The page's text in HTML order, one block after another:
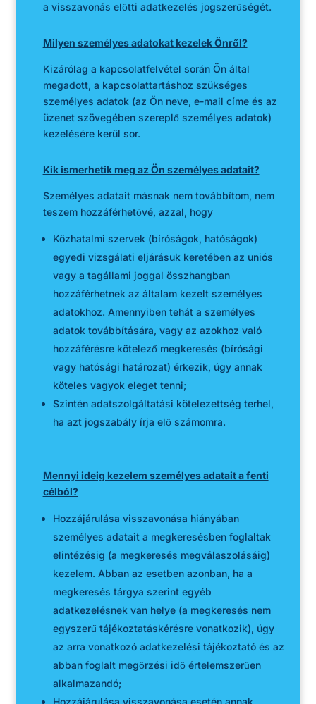
a visszavonás előtti adatkezelés jogszerűségét.
Milyen személyes adatokat kezelek Önről?
Kizárólag a kapcsolatfelvétel során Ön által
megadott, a kapcsolattartáshoz szükséges
személyes adatok (az Ön neve, e-mail címe és az
üzenet szövegében szereplő személyes adatok)
kezelésére kerül sor.
Kik ismerhetik meg az Ön személyes adatait?
Személyes adatait másnak nem továbbítom, nem
teszem hozzáférhetővé, azzal, hogy
Közhatalmi szervek (bíróságok, hatóságok)
egyedi vizsgálati eljárásuk keretében az uniós
vagy a tagállami joggal összhangban
hozzáférhetnek az általam kezelt személyes
adatokhoz. Amennyiben tehát a személyes
adatok továbbítására, vagy az azokhoz való
hozzáférésre kötelező megkeresés (bírósági
vagy hatósági határozat) érkezik, úgy annak
köteles vagyok eleget tenni;
Szintén adatszolgáltatási kötelezettség terhel,
ha azt jogszabály írja elő számomra.
Mennyi ideig kezelem személyes adatait a fenti
célból?
Hozzájárulása visszavonása hiányában
személyes adatait a megkeresésben foglaltak
elintézésig (a megkeresés megválaszolásáig)
kezelem. Abban az esetben azonban, ha a
megkeresés tárgya szerint egyéb
adatkezelésnek van helye (a megkeresés nem
egyszerű tájékoztatáskérésre vonatkozik), úgy
az arra vonatkozó adatkezelési tájékoztató és az
abban foglalt megőrzési idő értelemszerűen
alkalmazandó;